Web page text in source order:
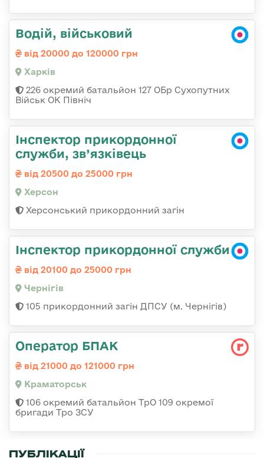
Водій, військовий
від 20000 до 120000 грн
Харків
226 окремий батальйон 127 ОБр Сухопутних
Військ ОК Північ
Інспектор прикордонної
служби, зв’язківець
від 20500 до 25000 грн
Херсон
Херсонський прикордонний загін
Інспектор прикордонної служби
від 20100 до 25000 грн
Чернігів
105 прикордонний загін ДПСУ (м. Чернігів)
Оператор БПАК
від 21000 до 121000 грн
Краматорськ
106 окремий батальйон ТрО 109 окремої
бригади Тро ЗСУ
ПУБЛІКАЦІЇ